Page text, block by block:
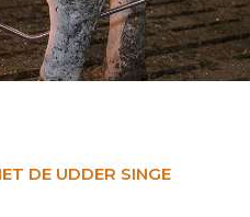
DE UDDER SINGE